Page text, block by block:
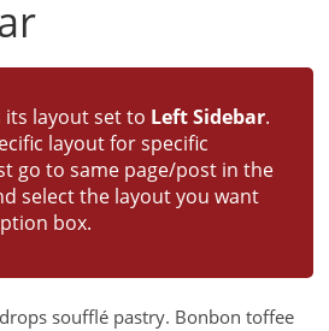
its layout set to Left Sidebar.
layout for specific
go to same page/post in the
select the layout you want
box.
soufflé pastry. Bonbon toffee